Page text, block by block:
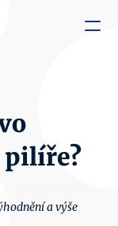
a výše